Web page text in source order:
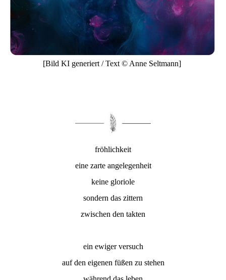
[Bild KI generiert / Text © Anne Seltmann]
fröhlichkeit
eine zarte angelegenheit
keine gloriole
sondern das zittern
zwischen den takten
ein ewiger versuch
auf den eigenen füßen zu stehen